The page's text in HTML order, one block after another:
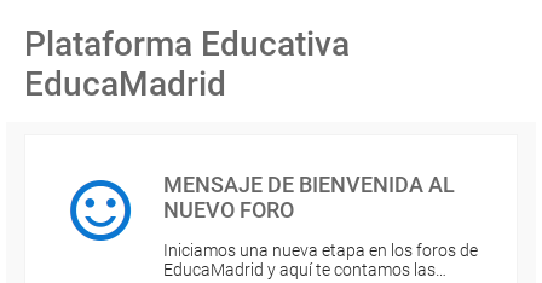
Plataforma Educativa
EducaMadrid
MENSAJE DE BIENVENIDA AL
NUEVO FORO
Iniciamos una nueva etapa en los foros de
EducaMadrid y aquí te contamos las…